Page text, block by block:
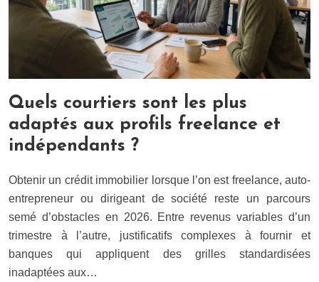
Quels courtiers sont les plus
adaptés aux profils freelance et
indépendants ?
Obtenir un crédit immobilier lorsque l’on est freelance, auto-
entrepreneur ou dirigeant de société reste un parcours
semé d’obstacles en 2026. Entre revenus variables d’un
trimestre à l’autre, justificatifs complexes à fournir et
banques qui appliquent des grilles standardisées
inadaptées aux…